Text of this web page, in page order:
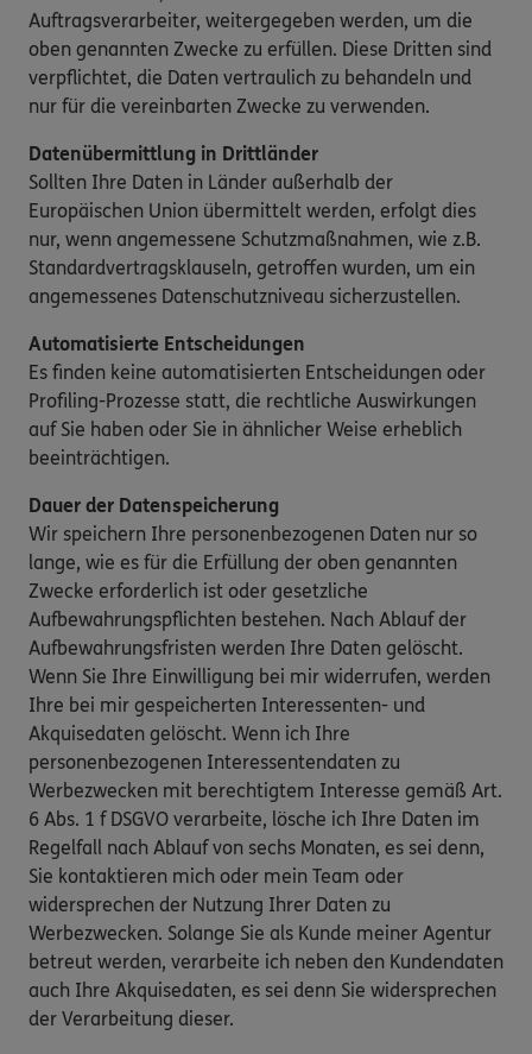
Auftragsverarbeiter, weitergegeben werden, um die
oben genannten Zwecke zu erfüllen. Diese Dritten sind
verpflichtet, die Daten vertraulich zu behandeln und
nur für die vereinbarten Zwecke zu verwenden.
Datenübermittlung in Drittländer
Sollten Ihre Daten in Länder außerhalb der
Europäischen Union übermittelt werden, erfolgt dies
nur, wenn angemessene Schutzmaßnahmen, wie z.B.
Standardvertragsklauseln, getroffen wurden, um ein
angemessenes Datenschutzniveau sicherzustellen.
Automatisierte Entscheidungen
Es finden keine automatisierten Entscheidungen oder
Profiling-Prozesse statt, die rechtliche Auswirkungen
auf Sie haben oder Sie in ähnlicher Weise erheblich
beeinträchtigen.
Dauer der Datenspeicherung
Wir speichern Ihre personenbezogenen Daten nur so
lange, wie es für die Erfüllung der oben genannten
Zwecke erforderlich ist oder gesetzliche
Aufbewahrungspflichten bestehen. Nach Ablauf der
Aufbewahrungsfristen werden Ihre Daten gelöscht.
Wenn Sie Ihre Einwilligung bei mir widerrufen, werden
Ihre bei mir gespeicherten Interessenten- und
Akquisedaten gelöscht. Wenn ich Ihre
personenbezogenen Interessentendaten zu
Werbezwecken mit berechtigtem Interesse gemäß Art.
6 Abs. 1 f DSGVO verarbeite, lösche ich Ihre Daten im
Regelfall nach Ablauf von sechs Monaten, es sei denn,
Sie kontaktieren mich oder mein Team oder
widersprechen der Nutzung Ihrer Daten zu
Werbezwecken. Solange Sie als Kunde meiner Agentur
betreut werden, verarbeite ich neben den Kundendaten
auch Ihre Akquisedaten, es sei denn Sie widersprechen
der Verarbeitung dieser.